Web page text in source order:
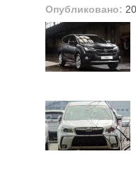
Опубликовано: